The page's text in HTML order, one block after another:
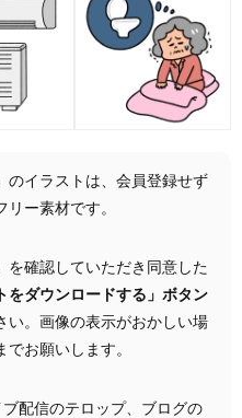
のイラストは、会員登録せず
ー素材です。
」を確認していただき同意した
をダウンロードする」ボタン
い。画像の表示がおかしい場
でお願いします。
配信のテロップ、ブログの